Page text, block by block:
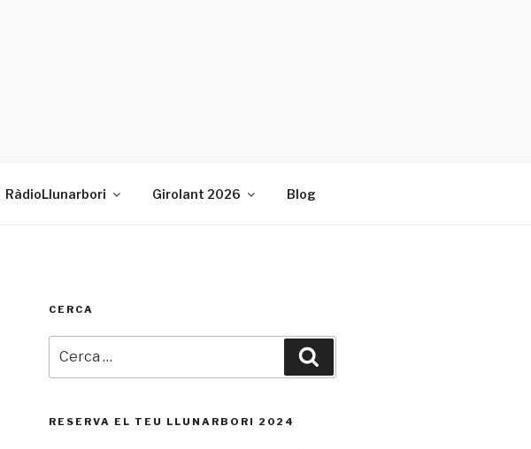
RàdioLlunarbori Girolant 2026 Blog
CERCA
RESERVA EL TEU LLUNARBORI 2024